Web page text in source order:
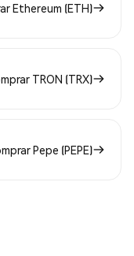
Ethereum (ETH)
TRON (TRX)
Pepe (PEPE)